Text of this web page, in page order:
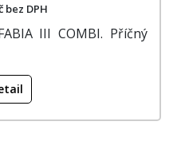
bez DPH
III COMBI. Příčný